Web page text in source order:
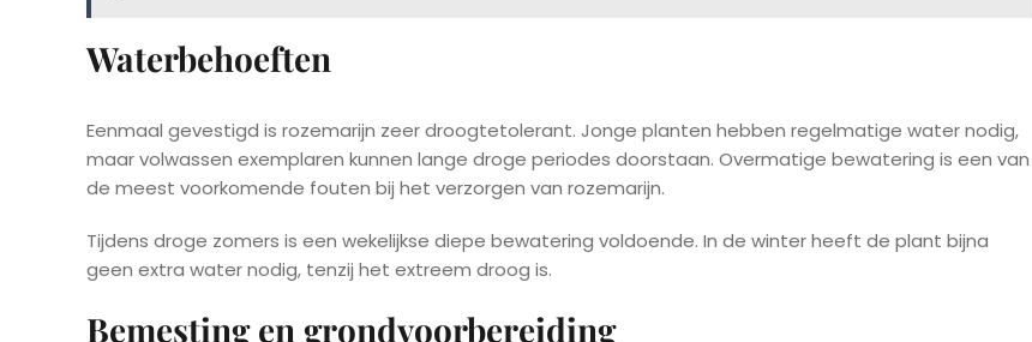
Waterbehoeften
Eenmaal gevestigd is rozemarijn zeer droogtetolerant. Jonge planten hebben regelmatige water nodig,
maar volwassen exemplaren kunnen lange droge periodes doorstaan. Overmatige bewatering is een van
de meest voorkomende fouten bij het verzorgen van rozemarijn.
Tijdens droge zomers is een wekelijkse diepe bewatering voldoende. In de winter heeft de plant bijna
geen extra water nodig, tenzij het extreem droog is.
Bemesting en grondvoorbereiding